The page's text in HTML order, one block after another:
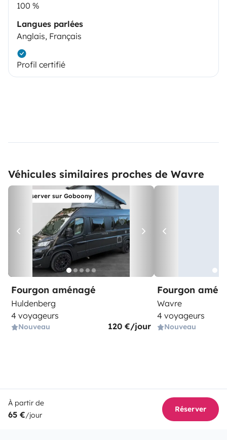
100 %
Langues parlées
Anglais, Français
Profil certifié
Véhicules similaires proches de Wavre
Réserver sur Goboony
Fourgon aménagé
Huldenberg
4 voyageurs
Nouveau 120 €/jour
Fourgon
Wavre
4 voyageurs
Nouveau
À partir de
65 €/jour
Réserver